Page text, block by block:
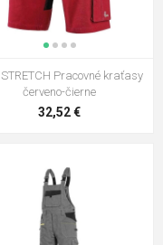
Pracovné kraťasy
červeno-čierne
32,52 €